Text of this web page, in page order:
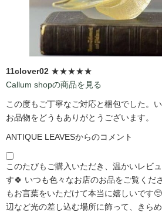
11clover02 ★★★★★
Callum shopの商品を見る
この度もご丁寧なご対応と梱包でした。
お品物をどうもありがとうございます。
ANTIQUE LEAVESからのコメント
このたびもご購入いただき、温かいレビ
す🍀 いつも色々なお店のお品をご覧くだ
もお言葉をいただけて本当に嬉しいです
辺など光の差し込む場所に飾って、きら